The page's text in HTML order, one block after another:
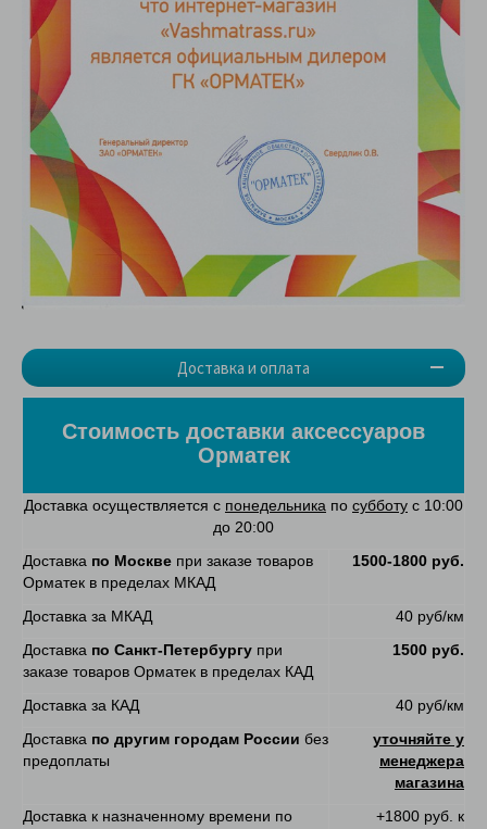
Доставка и оплата
Стоимость доставки аксессуаров
Орматек
Доставка осуществляется с понедельника по субботу с 10:00
до 20:00
Доставка по Москве при заказе товаров
Орматек в пределах МКАД
1500-1800 руб.
Доставка за МКАД
40 руб/км
Доставка по Санкт-Петербургу при
заказе товаров Орматек в пределах КАД
1500 руб.
Доставка за КАД
40 руб/км
Доставка по другим городам России без
предоплаты
уточняйте у
менеджера
магазина
Доставка к назначенному времени по
+1800 руб. к